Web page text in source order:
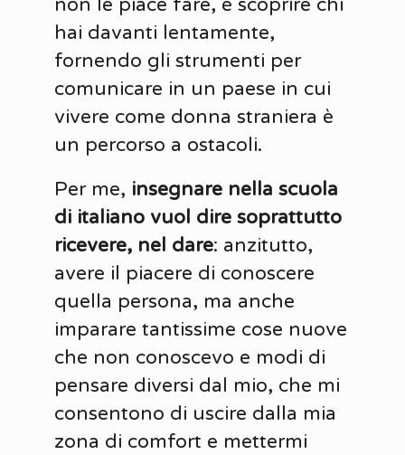
hai davanti lentamente,
fornendo gli strumenti per
comunicare in un paese in cui
vivere come donna straniera è
un percorso a ostacoli.
Per me, insegnare nella scuola
di italiano vuol dire soprattutto
ricevere, nel dare: anzitutto,
avere il piacere di conoscere
quella persona, ma anche
imparare tantissime cose nuove
che non conoscevo e modi di
pensare diversi dal mio, che mi
consentono di uscire dalla mia
zona di comfort e mettermi